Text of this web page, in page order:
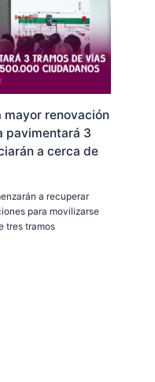
mayor renovación
pavimentará 3
a cerca de
a recuperar
para movilizarse
tres tramos